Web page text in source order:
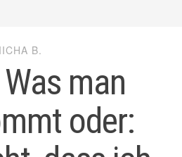
B.
man
oder: